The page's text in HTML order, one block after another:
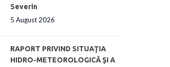
Severin
5 August 2026
RAPORT PRIVIND SITUAŢIA
HIDRO-METEOROLOGICĂ ŞI A